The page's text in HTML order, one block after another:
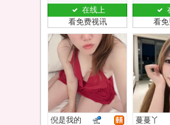
在线上
看免费视讯
看
倪是我的 蔓蔓丫